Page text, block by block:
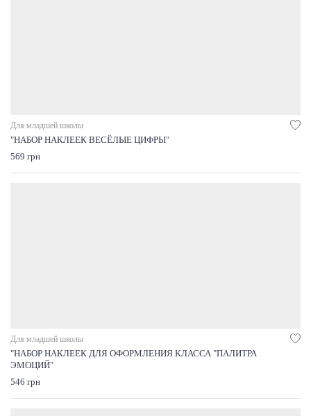
Для младшей школы
"НАБОР НАКЛЕЕК ВЕСЁЛЫЕ ЦИФРЫ"
569 грн
Для младшей школы
"НАБОР НАКЛЕЕК ДЛЯ ОФОРМЛЕНИЯ КЛАССА "ПАЛИТРА
ЭМОЦИЙ"
546 грн